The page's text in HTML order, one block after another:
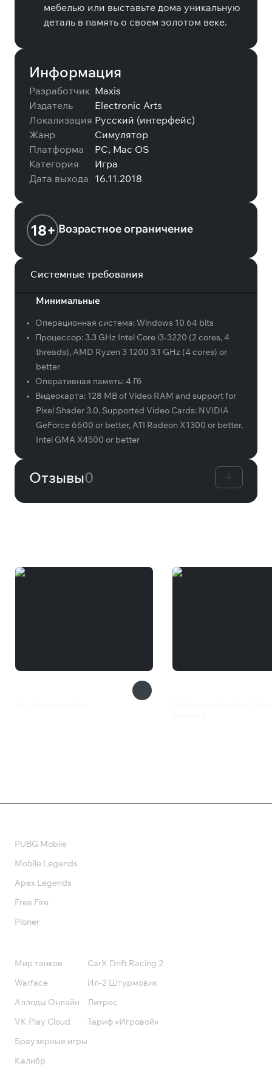
мебелью или выставьте дома уникальную
деталь в память о своем золотом веке.
Информация
Разработчик Maxis
Издатель
Electronic Arts
Локализация Русский (интерфейс)
Жанр
Симулятор
Платформа
PC, Mac OS
Категория
Игра
Дата выхода 16.11.2018
18+ Возрастное ограничение
Системные требования
Минимальные
• Операционная система:Windows 10 64 bits
•
Процессор: 3.3 GHz Intel Core i3-3220 (2 cores, 4
threads), AMD Ryzen 3 1200 3.1 GHz (4 cores) or
better
•
Оперативная память:4 Гб
•
Видеокарта: 128 MB of Video RAM and support for
Pixel Shader 3.0. Supported Video Cards: NVIDIA
GeForce 6600 or better, ATI Radeon X1300 or better,
Intel GMA X4500 or better
Отзывы0
PUBG Mobile
Mobile Legends
Apex Legends
Free Fire
Pioner
Мир танков
Warface
Аллоды Онлайн
VK Play Cloud
Браузерные игры
Калибр
CarX Drift Racing 2
Ил-2 Штурмовик
Литрес
Тариф «Игровой»